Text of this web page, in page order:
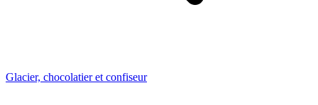
Glacier, chocolatier et confiseur